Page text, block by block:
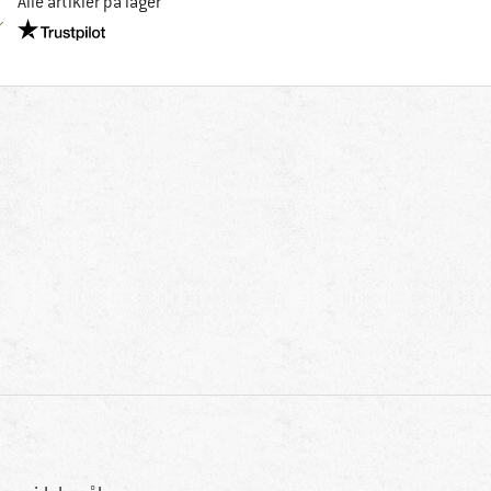
Vi er Trustpilot-certificeret - oplysningerne får du